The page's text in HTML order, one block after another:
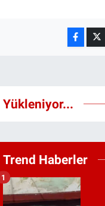
Yükleniyor...
Trend Haberler
1